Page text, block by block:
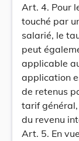
Art. 4. Pour
touché par
salarié, le
peut
applicable
application
de retenus
tarif
du revenu
Art. 5. En